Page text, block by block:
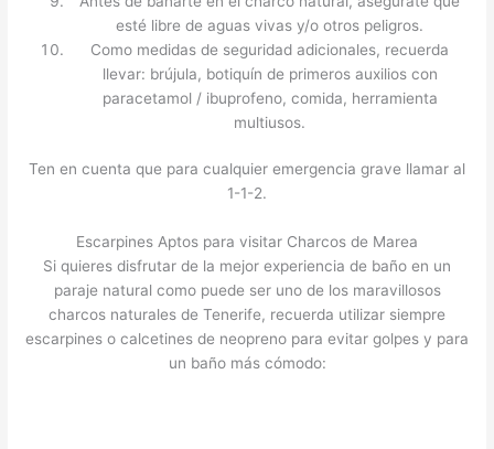
esté libre de aguas vivas y/o otros peligros.
Como medidas de seguridad adicionales, recuerda
llevar: brújula, botiquín de primeros auxilios con
paracetamol / ibuprofeno, comida, herramienta
multiusos.
Ten en cuenta que para cualquier emergencia grave llamar al
1-1-2.
Escarpines Aptos para visitar Charcos de Marea
Si quieres disfrutar de la mejor experiencia de baño en un
paraje natural como puede ser uno de los maravillosos
charcos naturales de Tenerife, recuerda utilizar siempre
escarpines o calcetines de neopreno para evitar golpes y para
un baño más cómodo: